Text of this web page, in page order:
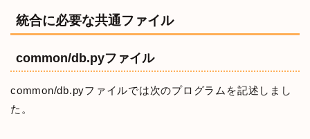
統合に必要な共通ファイル
common/db.pyファイル
common/db.pyファイルでは次のプログラムを記述しまし
た。